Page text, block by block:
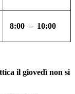
8:00 – 10:00
il giovedì non si